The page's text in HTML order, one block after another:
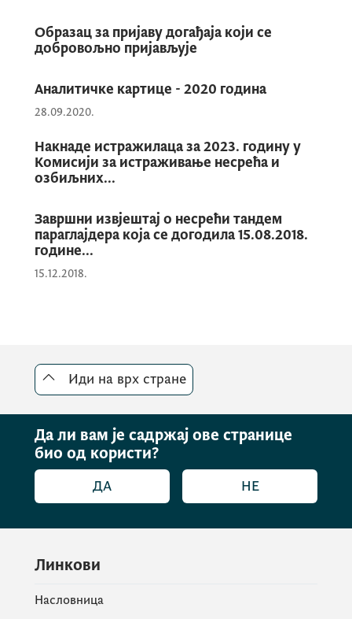
Образац за пријаву догађаја који се
добровољно пријављује
Аналитичке картице - 2020 година
28.09.2020.
Накнаде истражилаца за 2023. годину у
Комисији за истраживање несрећа и
озбиљних...
Завршни извјештај о несрећи тандем
параглајдера која се догодила 15.08.2018.
године...
15.12.2018.
Иди на врх стране
Да ли вам је садржај ове странице
био од користи?
ДА НЕ
Линкови
Насловница